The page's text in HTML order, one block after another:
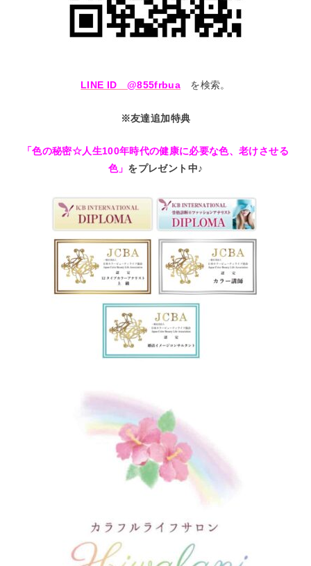
LINE ID @855frbua を検索。
※友達追加特典
「色の秘密☆人生100年時代の健康に必要な色、老けさせる
色」 をプレゼント中♪